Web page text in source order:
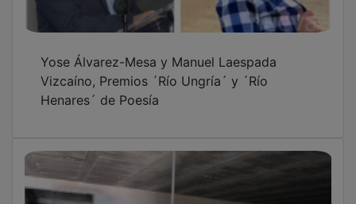
Yose Álvarez-Mesa y Manuel Laespada
Vizcaíno, Premios ´Río Ungría´ y ´Río
Henares´ de Poesía